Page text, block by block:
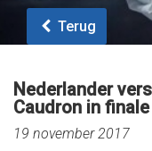
Terug
Nederlander
Caudron in finale
19 november 2017